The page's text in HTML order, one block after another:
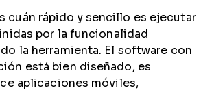
cuán rápido y sencillo es ejecutar
por la funcionalidad
la herramienta. El software con
está bien diseñado, es
aplicaciones móviles,